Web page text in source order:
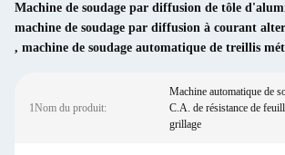
Machine de soudage par diffusion de tôle
machine de soudage par diffusion à courant
, machine de soudage automatique de treillis
1Nom du produit:
Machine automatique de
C.A. de résistance de
grillage